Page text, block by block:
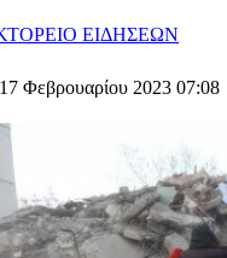
ΕΙΔΗΣΕΩΝ
Φεβρουαρίου 2023 07:08